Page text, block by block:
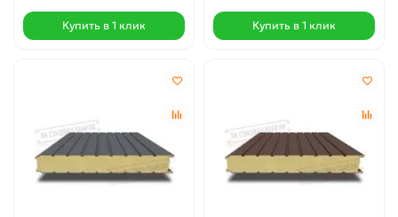
Купить в 1 клик Купить в 1 клик